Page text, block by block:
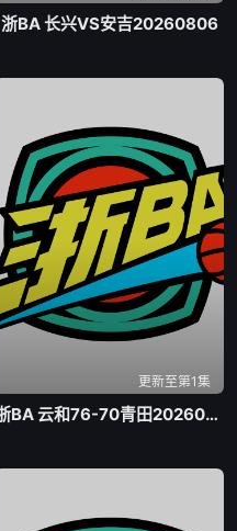
浙BA 长兴VS安吉20260806
更新至第1集
浙BA 云和76-70青田20260807